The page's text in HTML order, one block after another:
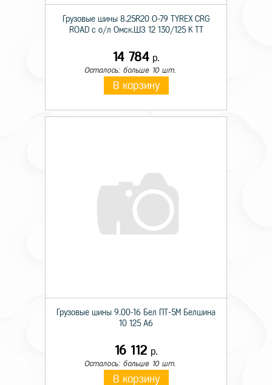
Грузовые шины 8.25R20 О-79 TYREX CRG
ROAD с о/л Омск.ШЗ 12 130/125 K TT
14 784р.
Осталось: больше 10 шт.
В корзину
Грузовые шины 9.00-16 Бел ПТ-5М Белшина
10 125 A6
16 112 р.
Осталось: больше 10 шт.
В корзину